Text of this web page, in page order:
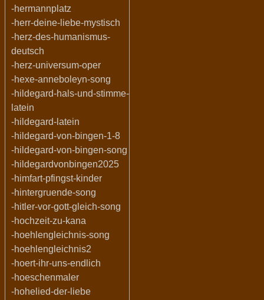
-hermannplatz
-herr-deine-liebe-mystisch
-herz-des-humanismus-
deutsch
-herz-universum-oper
-hexe-anneboleyn-song
-hildegard-hals-und-stimme-
latein
-hildegard-latein
-hildegard-von-bingen-1-8
-hildegard-von-bingen-song
-hildegardvonbingen2025
-himfart-pfingst-kinder
-hintergruende-song
-hitler-vor-gott-gleich-song
-hochzeit-zu-kana
-hoehlengleichnis-song
-hoehlengleichnis2
-hoert-ihr-uns-endlich
-hoeschenmaler
-hohelied-der-liebe